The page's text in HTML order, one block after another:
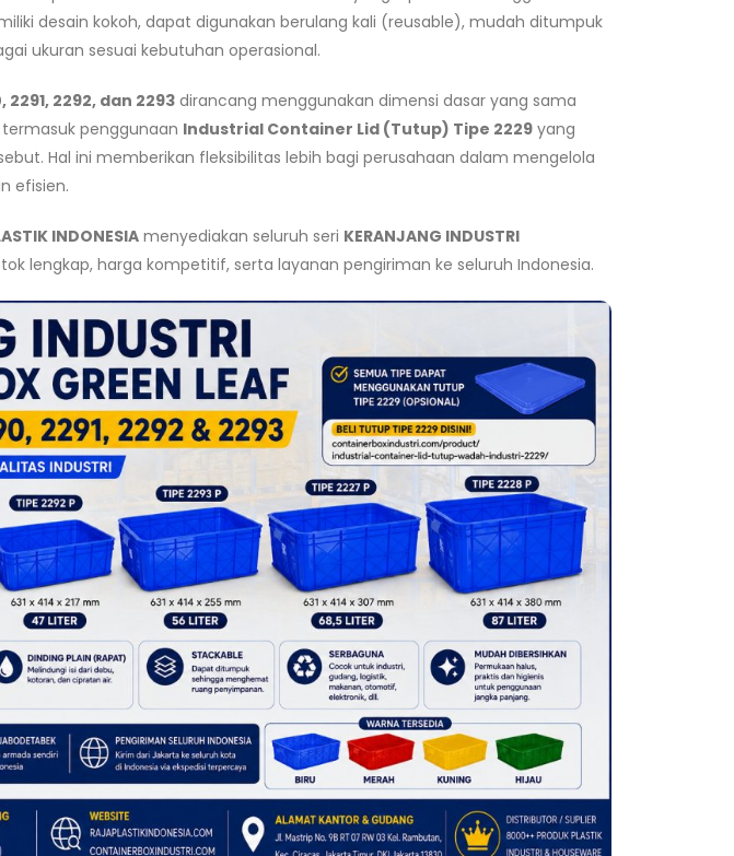
desain kokoh, dapat digunakan berulang kali (reusable), mudah ditumpuk
ukuran sesuai kebutuhan operasional.
2292, dan 2293 dirancang menggunakan dimensi dasar yang sama
penggunaan Industrial Container Lid (Tutup) Tipe 2229 yang
Hal ini memberikan fleksibilitas lebih bagi perusahaan dalam mengelola
efisien.
INDONESIAmenyediakan seluruh seri KERANJANG INDUSTRI
lengkap, harga kompetitif, serta layanan pengiriman ke seluruh Indonesia.